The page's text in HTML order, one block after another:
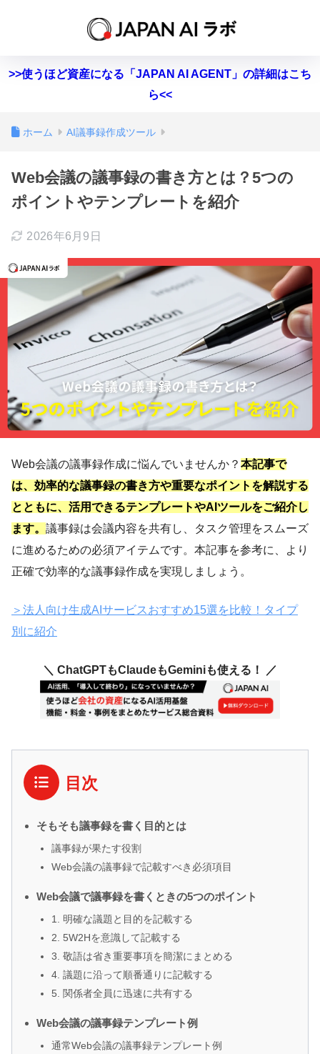
>>使うほど資産になる「JAPAN AI AGENT」の詳細はこち
ら<<
ホーム AI議事録作成ツール
Web会議の議事録の書き方とは？5つの
ポイントやテンプレートを紹介
2026年6月9日
Web会議の議事録作成に悩んでいませんか？ 本記事で
は、効率的な議事録の書き方や重要なポイントを解説する
とともに、活用できるテンプレートやAIツールをご紹介し
ます。 議事録は会議内容を共有し、タスク管理をスムーズ
に進めるための必須アイテムです。本記事を参考に、より
正確で効率的な議事録作成を実現しましょう。
＞法人向け生成AIサービスおすすめ15選を比較！タイプ
別に紹介
＼ ChatGPTもClaudeもGeminiも使える！ ／
目次
そもそも議事録を書く目的とは
議事録が果たす役割
Web会議の議事録で記載すべき必須項目
Web会議で議事録を書くときの5つのポイント
1. 明確な議題と目的を記載する
2. 5W2Hを意識して記載する
3. 敬語は省き重要事項を簡潔にまとめる
4. 議題に沿って順番通りに記載する
5. 関係者全員に迅速に共有する
Web会議の議事録テンプレート例
通常Web会議の議事録テンプレート例